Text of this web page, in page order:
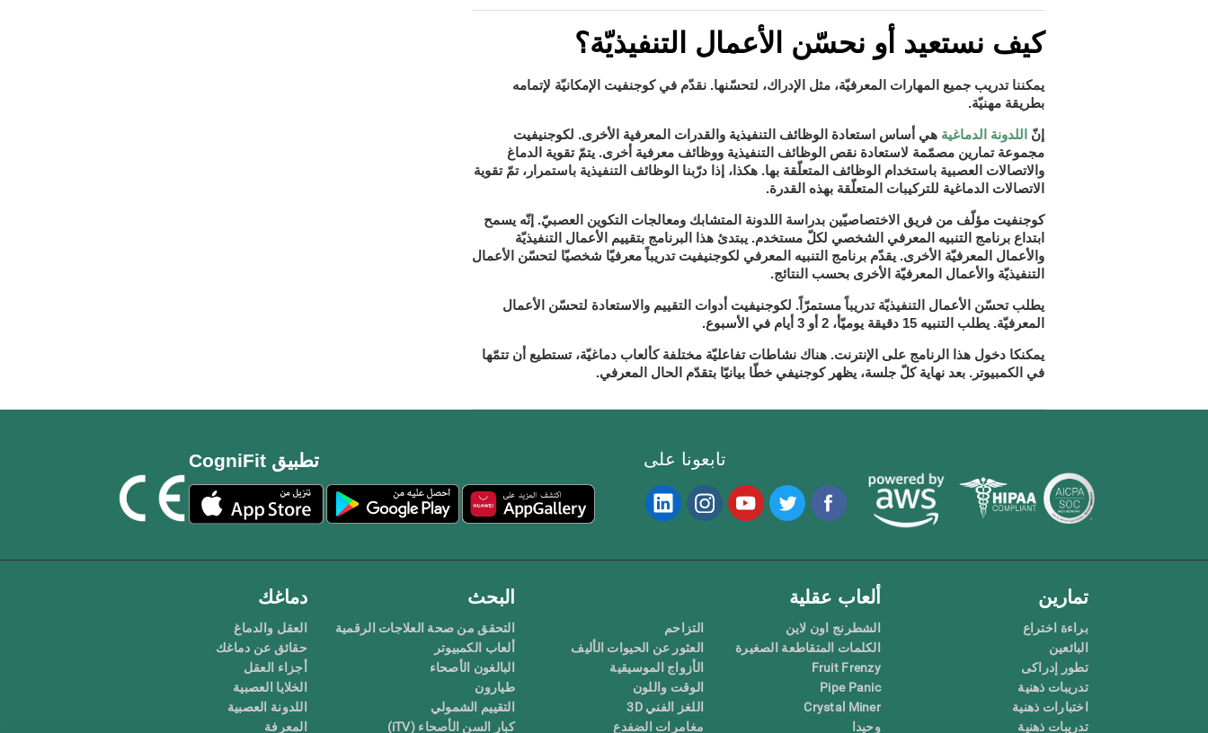
كيف نستعيد أو نحسّن الأعمال التنفيذيّة؟
يمكننا تدريب جميع المهارات المعرفيّة، مثل الإدراك، لتحسّنها. نقدّم فيكوجنفيت الإمكانيّة لإتمامه
بطريقة مهنيّة.
إنّ اللدونة الدماغية هي أساس استعادة الوظائف التنفيذية والقدرات المعرفية الأخرى. لكوجنيفيت
مجموعة تمارين مصمّمة لاستعادة نقص الوظائف التنفيذية ووظائف معرفية أخرى. يتمّ تقوية الدماغ
والاتصالات العصبية باستخدام الوظائف المتعلّقة بها. هكذا، إذا درّبنا الوظائف التنفيذية باستمرار، تمّ تقوية
الاتصالات الدماغية للتركيبات المتعلّقة بهذه القدرة.
كوجنفيت مؤلّف من فريق الاختصاصيّين بدراسة اللدونة المتشابك ومعالجات التكوين العصبيّ. إنّه يسمح
ابتداع برنامج التنبيه المعرفي الشخصي لكلّ مستخدم. يبتدئ هذا البرنامج بتقييم الأعمال التنفيذيّة
والأعمال المعرفيّة الأخرى. يقدّم برنامج التنبيه المعرفي لكوجنيفيت تدريباً معرفيّا شخصيّا لتحسّن الأعمال
التنفيذيّة والأعمال المعرفيّة الأخرى بحسب النتائج.
يطلب تحسّن الأعمال التنفيذيّة تدريباً مستمرّاً. لكوجنيفيت أدوات التقييم والاستعادة لتحسّن الأعمال
المعرفيّة. يطلب التنبيه 15 دقيقة يوميّأ، 2 أو 3 أيام في الأسبوع.
يمكنكا دخول هذا الرنامج على الإنترنت. هناك نشاطات تفاعليّة مختلفة كألعاب دماغيّة، تستطيع أن تتمّها
في الكمبيوتر. بعد نهاية كلّ جلسة، يظهر كوجنيفي خطّا بيانيّا بتقدّم الحال المعرفي.
تطبيق CogniFit تابعونا على
دماغك
العقل والدماغ
حقائق عن دماغك
أجزاء العقل
الخلايا العصبية
اللدونة العصبية
المعرفة
البحث
التحقق من صحة العلاجات الرقمية
ألعاب الكمبيوتر
البالغون الأصحاء
طيارون
التقييم الشمولي
كبار السن الأصحاء (iTV)
ألعاب عقلية
الشطرنج اون لاين
الكلمات المتقاطعة الصغيرة
Fruit Frenzy
Pipe Panic
Crystal Miner
وحيدا
التزاحم
العثور عن الحيوات الأليف
الأزواج الموسيقية
الوقت واللون
اللغز الفني 3D
مغامرات الضفدع
تمارين
براءة اختراع
البائعين
تطور إدراكى
تدريبات ذهنية
اختبارات ذهنية
تدريبات ذهنية